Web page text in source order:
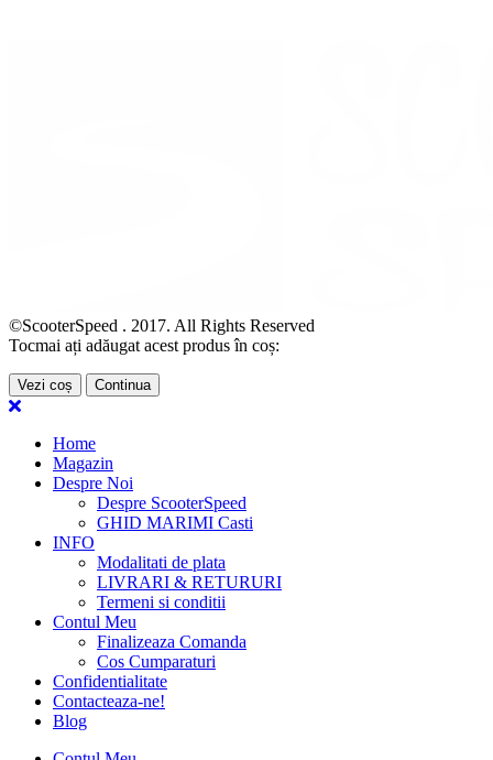
©ScooterSpeed . 2017. All Rights Reserved
Tocmai ați adăugat acest produs în coș:
Vezi coș Continua
Home
Magazin
Despre Noi
Despre ScooterSpeed
GHID MARIMI Casti
INFO
Modalitati de plata
LIVRARI & RETURURI
Termeni si conditii
Contul Meu
Finalizeaza Comanda
Cos Cumparaturi
Confidentialitate
Contacteaza-ne!
Blog